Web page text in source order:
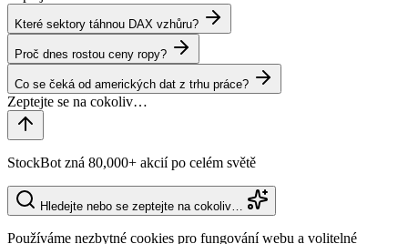
Které sektory táhnou DAX vzhůru?
Proč dnes rostou ceny ropy?
Co se čeká od amerických dat z trhu práce?
StockBot zná 80,000+ akcií po celém světě
Hledejte nebo se zeptejte na cokoliv…
Používáme nezbytné cookies pro fungování webu a volitelné